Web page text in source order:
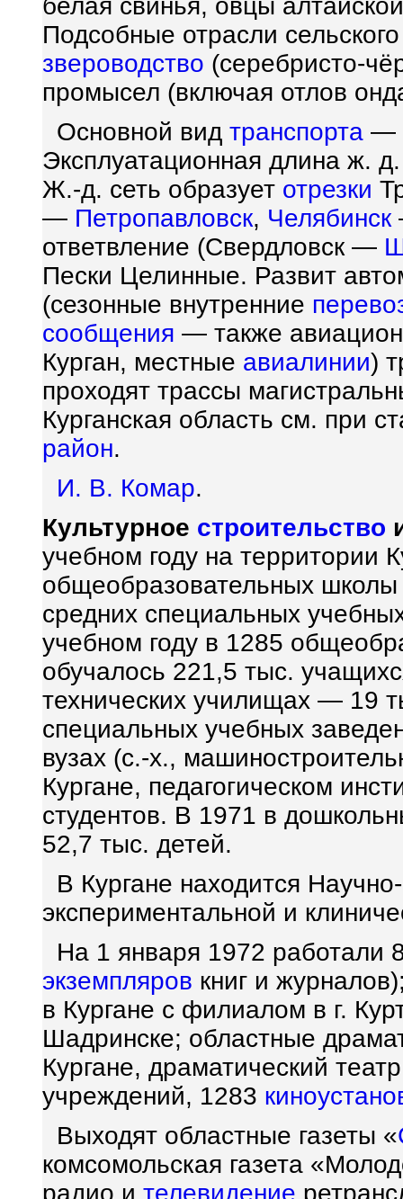
Подсобные отрасли
звероводство (серебристо-
промысел (включая отлов
Основной вид транспорта —
Эксплуатационная длина ж.
Ж.-д. сеть образует отрезки
— Петропавловск, Челябинск
ответвление (Свердловск —
Пески Целинные. Развит
(сезонные внутренние
сообщения — также
Курган, местные авиалинии)
проходят трассы
Курганская область см. при
район.
И. В. Комар.
Культурное строительство
учебном году на территории
общеобразовательных
средних специальных
учебном году в 1285
обучалось 221,5 тыс.
технических училищах — 19
специальных учебных
вузах (с.-х.,
Кургане, педагогическом
студентов. В 1971 в
52,7 тыс. детей.
В Кургане находится
экспериментальной и
На 1 января 1972 работали
экземпляров книг и
в Кургане с филиалом в г.
Шадринске; областные
Кургане, драматический
учреждений, 1283
Выходят областные газеты «
комсомольская газета
радио и телевидение